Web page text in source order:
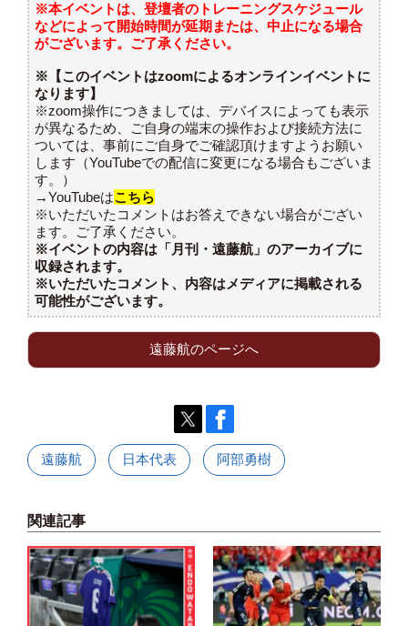
※本イベントは、登壇者のトレーニングスケジュール
などによって開始時間が延期または、中止になる場合
がございます。ご了承ください。
※【このイベントはzoomによるオンラインイベントに
なります】
※zoom操作につきましては、デバイスによっても表示
が異なるため、ご自身の端末の操作および接続方法に
ついては、事前にご自身でご確認頂けますようお願い
します（YouTubeでの配信に変更になる場合もございま
す。）
→YouTubeはこちら
※いただいたコメントはお答えできない場合がござい
ます。ご了承ください。
※イベントの内容は「月刊・遠藤航」のアーカイブに
収録されます。
※いただいたコメント、内容はメディアに掲載される
可能性がございます。
遠藤航のページへ
遠藤航 日本代表 阿部勇樹
関連記事